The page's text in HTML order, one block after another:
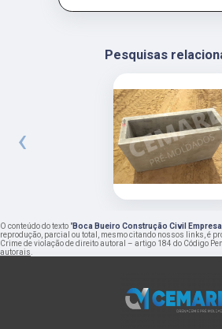
Pesquisas
‹
O conteúdo do texto "Boca Bueiro Construção Civil
reprodução, parcial ou total, mesmo citando nossos links, é
Crime de violação de direito autoral – artigo 184 do Código
autorais